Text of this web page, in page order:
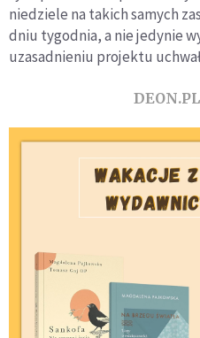
niedziele na takich samych
dniu tygodnia, a nie jedynie
uzasadnieniu projektu